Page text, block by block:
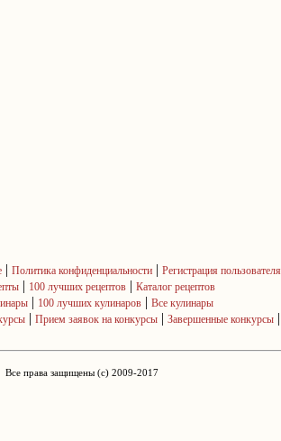
| Политика конфиденциальности| Регистрация пользователя
| 100 лучших рецептов | Каталог рецептов
| 100 лучших кулинаров| Все кулинары
| Прием заявок на конкурсы | Завершенные конкурсы |
Все права защищены (c) 2009-2017